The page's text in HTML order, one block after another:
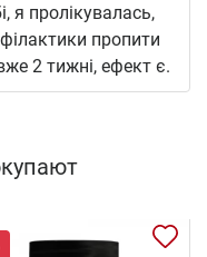
я пролікувалась,
пропити
2 тижні, ефект є.